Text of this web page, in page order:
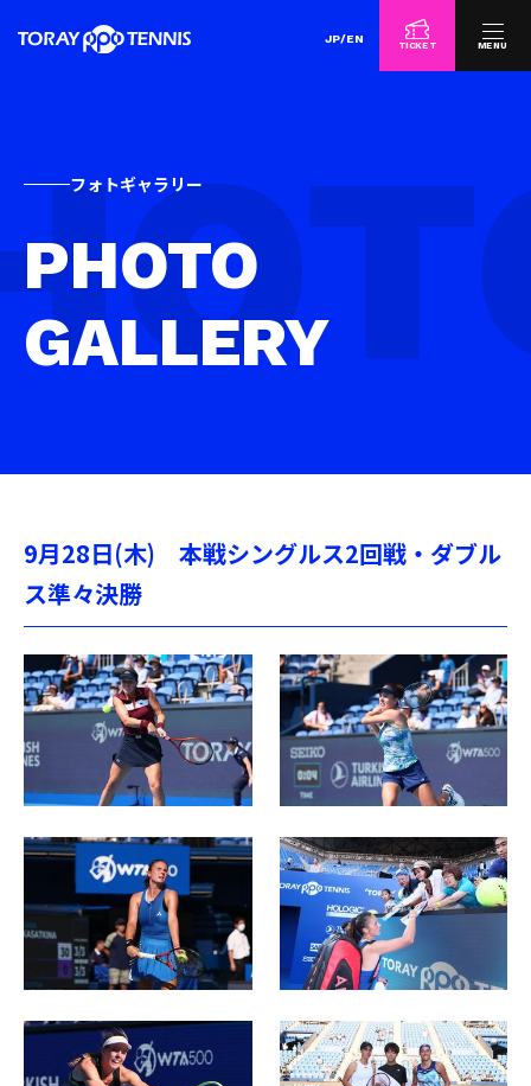
JP/EN
TICKET MENU
フォトギャラリー
PHOTO
GALLERY
9月28日(木) 本戦シングルス2回戦・ダブル
ス準々決勝